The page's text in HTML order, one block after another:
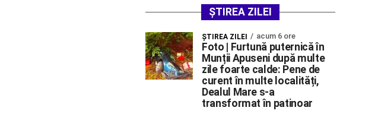
ȘTIREA ZILEI
ŞTIREA ZILEI acum 6 ore
Foto | Furtună puternică în
Munții Apuseni după multe
zile foarte calde: Pene de
curent în multe localități,
Dealul Mare s-a
transformat în patinoar